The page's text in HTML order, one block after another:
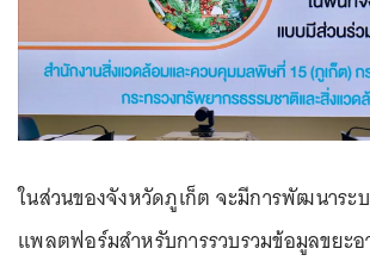
ในส่วนของจังหวัดภูเก็ต จะมีการพัฒนาระ
แพลตฟอร์มสำหรับการรวบรวมข้อมูลขยะ